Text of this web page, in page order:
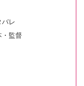
バレ
・監督